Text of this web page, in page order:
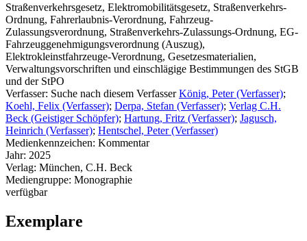
Straßenverkehrsgesetz, Elektromobilitätsgesetz, Straßenverkehrs-
Ordnung, Fahrerlaubnis-Verordnung, Fahrzeug-
Zulassungsverordnung, Straßenverkehrs-Zulassungs-Ordnung, EG-
Fahrzeuggenehmigungsverordnung (Auszug),
Elektrokleinstfahrzeuge-Verordnung, Gesetzesmaterialien,
Verwaltungsvorschriften und einschlägige Bestimmungen des StGB
und der StPO
Verfasser: Suche nach diesem Verfasser König, Peter (Verfasser);
Koehl, Felix (Verfasser); Derpa, Stefan (Verfasser); Verlag C.H.
Beck (Geistiger Schöpfer); Hartung, Fritz (Verfasser); Jagusch,
Heinrich (Verfasser); Hentschel, Peter (Verfasser)
Medienkennzeichen: Kommentar
Jahr: 2025
Verlag: München, C.H. Beck
Mediengruppe: Monographie
verfügbar
Exemplare